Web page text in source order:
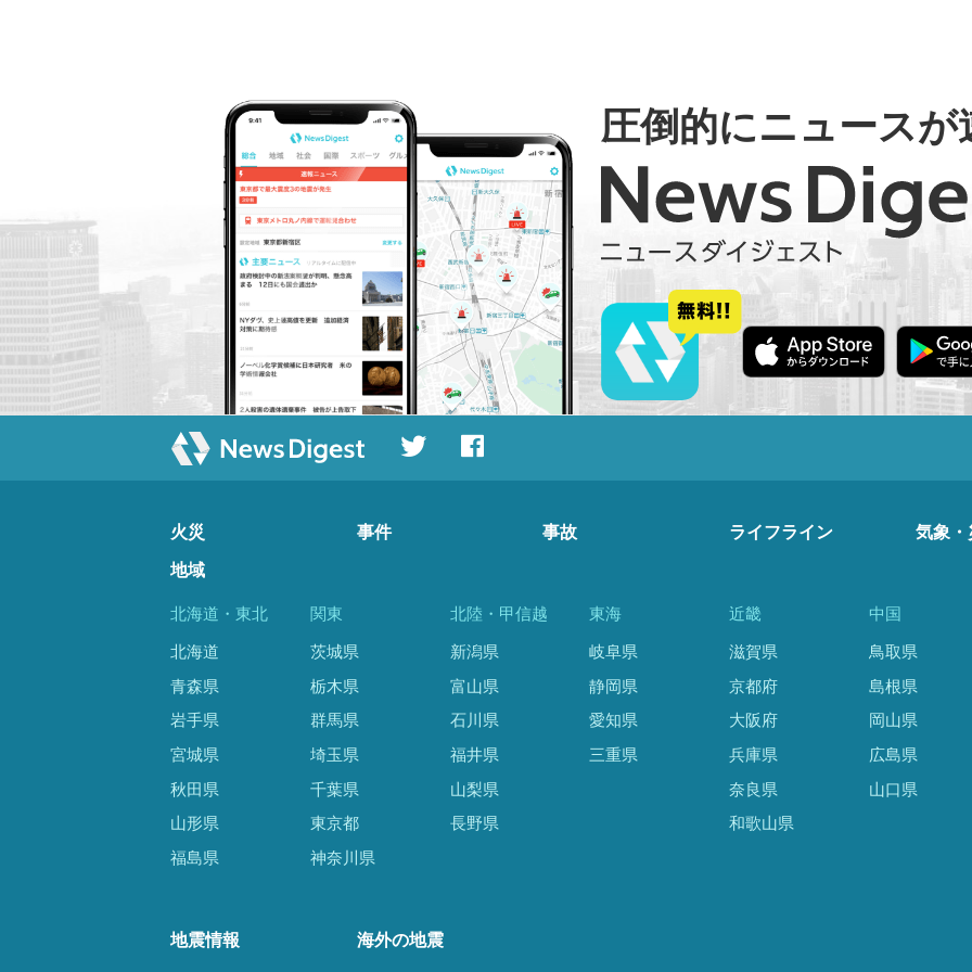
圧倒的にニュースが
火災 事件 事故 ライフライン 気象・
地域
北海道・東北
北海道
青森県
岩手県
宮城県
秋田県
山形県
福島県
関東
茨城県
栃木県
群馬県
埼玉県
千葉県
東京都
神奈川県
北陸・甲信越
新潟県
富山県
石川県
福井県
山梨県
長野県
東海
岐阜県
静岡県
愛知県
三重県
近畿
滋賀県
京都府
大阪府
兵庫県
奈良県
和歌山県
中国
鳥取県
島根県
岡山県
広島県
山口県
地震情報 海外の地震